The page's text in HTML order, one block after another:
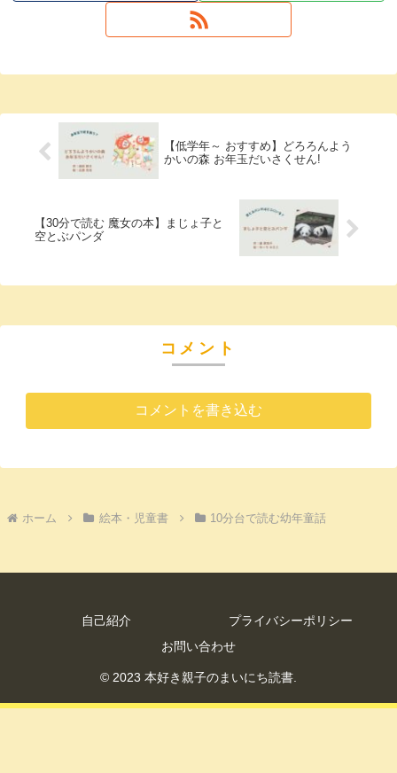
【低学年～ おすすめ】どろろんよう
かいの森 お年玉だいさくせん!
【30分で読む 魔女の本】まじょ子と
空とぶパンダ
コメント
コメントを書き込む
ホーム 絵本・児童書 10分台で読む幼年童話
自己紹介
プライバシーポリシー
お問い合わせ
© 2023 本好き親子のまいにち読書.